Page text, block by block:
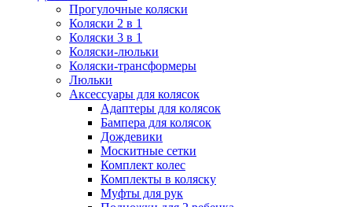
Прогулочные коляски
Коляски 2 в 1
Коляски 3 в 1
Коляски-люльки
Коляски-трансформеры
Люльки
Аксессуары для колясок
Адаптеры для колясок
Бампера для колясок
Дождевики
Москитные сетки
Комплект колес
Комплекты в коляску
Муфты для рук